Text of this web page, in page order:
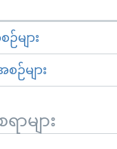
များ
ဉ်များ
ာများ